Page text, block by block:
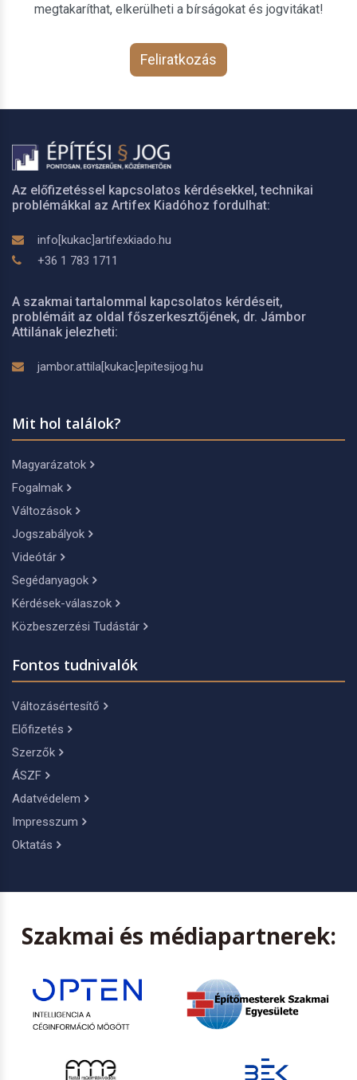
megtakaríthat, elkerülheti a bírságokat és jogvitákat!
Feliratkozás
Az előfizetéssel kapcsolatos kérdésekkel, technikai
problémákkal az Artifex Kiadóhoz fordulhat:
info[kukac]artifexkiado.hu
+36 1 783 1711
A szakmai tartalommal kapcsolatos kérdéseit,
problémáit az oldal főszerkesztőjének, dr. Jámbor
Attilának jelezheti:
jambor.attila[kukac]epitesijog.hu
Mit hol találok?
Magyarázatok
Fogalmak
Változások
Jogszabályok
Videótár
Segédanyagok
Kérdések-válaszok
Közbeszerzési Tudástár
Fontos tudnivalók
Változásértesítő
Előfizetés
Szerzők
ÁSZF
Adatvédelem
Impresszum
Oktatás
Szakmai és médiapartnerek: